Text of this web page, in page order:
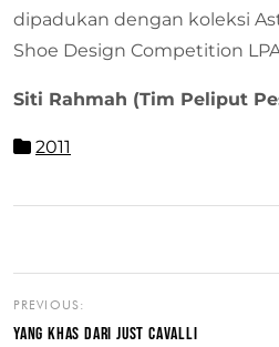
dipadukan dengan koleksi
Shoe Design Competition
Siti Rahmah (Tim Peliput
2011
PREVIOUS:
YANG KHAS DARI JUST CAVALLI